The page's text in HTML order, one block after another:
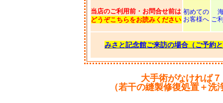
当店のご利用前・お問合せ前は
どうぞこちらをお読みください
初めての
お客様へ ご
みさと記念館ご来訪の場合（ご予約
大手術がなければ
（若干の縫製修復処置＋